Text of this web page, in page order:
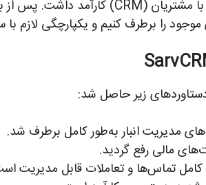
را برطرف کنیم و یکپارچگی لازم با
مدیریت انبار به‌طور کامل برطرف شد.
مالی رفع گردید.
کامل تماس‌ها و تعاملات قابل مدیریت